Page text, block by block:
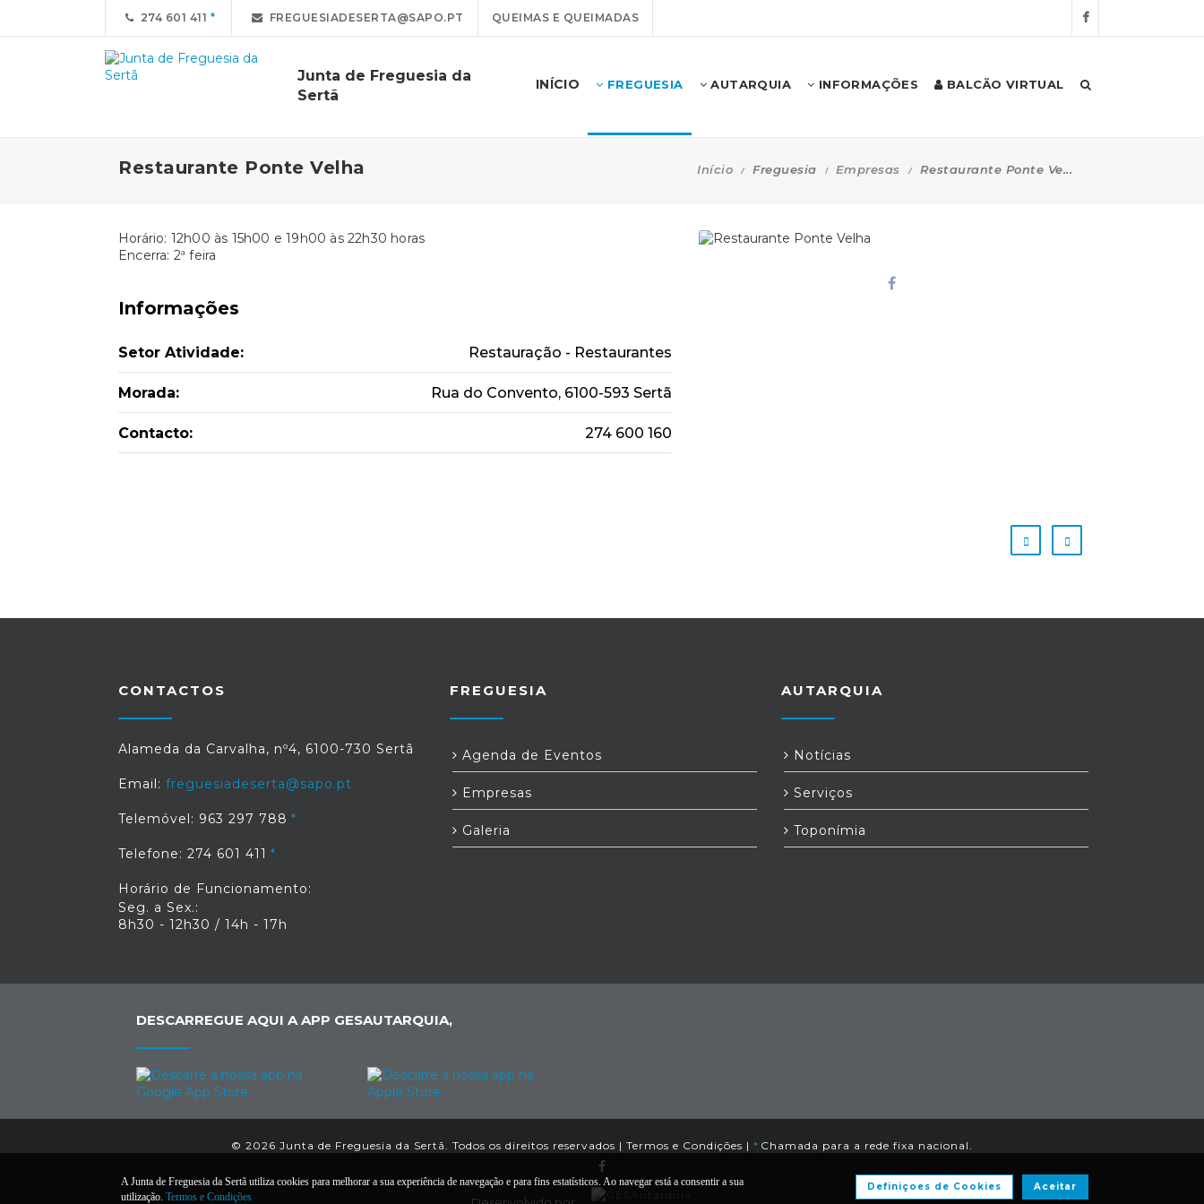
274 601 411 FREGUESIADESERTA@SAPO.PT QUEIMAS E QUEIMADAS
Junta de Freguesia da
Sertã
INÍCIO FREGUESIA AUTARQUIA INFORMAÇÕES BALCÃO VIRTUAL
Restaurante Ponte Velha Início Freguesia Empresas Restaurante Ponte Ve...
Horário: 12h00 às 15h00 e 19h00 às 22h30 horas
Encerra: 2ª feira
Informações
Setor Atividade: Restauração - Restaurantes
Morada: Rua do Convento, 6100-593 Sertã
Contacto: 274 600 160
CONTACTOS
Alameda da Carvalha, nº4, 6100-730 Sertã
Email: freguesiadeserta@sapo.pt
Telemóvel: 963 297 788
Telefone: 274 601 411
Horário de Funcionamento:
Seg. a Sex.:
8h30 - 12h30 / 14h - 17h
FREGUESIA
Agenda de Eventos
Empresas
Galeria
AUTARQUIA
Notícias
Serviços
Toponímia
DESCARREGUE AQUI A APP GESAUTARQUIA,
© 2026 Junta de Freguesia da Sertã. Todos os direitos reservados | Termos e Condições | * Chamada para a rede fixa nacional.
A Junta de Freguesia da Sertã utiliza cookies para melhorar a sua experiência de navegação e para fins estatísticos. Ao navegar está a consentir a sua
utilização. Termos e Condições
Aceitar
Definiçoes de Cookies